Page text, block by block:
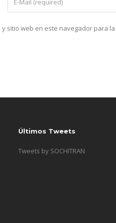
sitio web en este navegador para
Últimos Tweets
Tweets by SOCHITRAN